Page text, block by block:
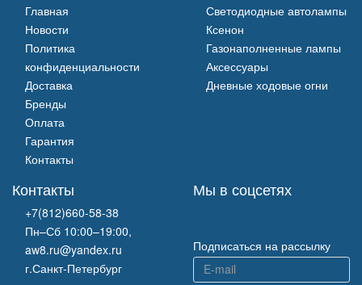
Главная
Новости
Политика
конфиденциальности
Доставка
Бренды
Оплата
Гарантия
Контакты
Светодиодные автолампы
Ксенон
Газонаполненные лампы
Аксессуары
Дневные ходовые огни
Контакты
+7(812)660-58-38
Пн–Сб 10:00–19:00,
aw8.ru@yandex.ru
г.Санкт-Петербург
Мы в соцсетях
Подписаться на рассылку